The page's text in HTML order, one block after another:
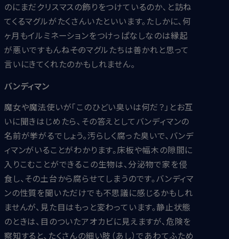
のにまだクリスマスの飾りをつけているのか、と訪ね
てくるマグルがたくさんいたといいます。たしかに、何
ヶ月もイルミネーションをつけっぱなしなのは縁起
が悪いですもんね――そのマグルたちは善かれと思って
言いにきてくれたのかもしれません。
バンディマン
魔女や魔法使いが「このひどい臭いは何だ？」とお互
いに聞きはじめたら、その答えとしてバンディマンの
名前が挙がるでしょう。汚らしく腐った臭いで、バンデ
ィマンがいることがわかります。床板や幅木の隙間に
入りこむことができるこの生物は、分泌物で家を侵
食し、その土台から腐らせてしまうのです。バンディマ
ンの性質を聞いただけでも不思議に感じるかもしれ
ませんが、見た目はもっと変わっています。静止状態
のときは、目のついたアオカビに見えますが、危険を
察知すると、たくさんの細い肢（あし）であわてふため